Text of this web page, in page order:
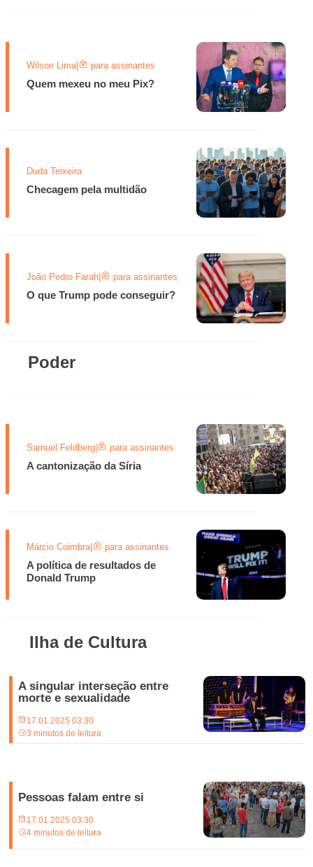
Wilson Lima| para assinantes
Quem mexeu no meu Pix?
Duda Teixeira
Checagem pela multidão
João Pedro Farah| para assinantes
O que Trump pode conseguir?
Poder
Samuel Feldberg| para assinantes
A cantonização da Síria
Márcio Coimbra| para assinantes
A política de resultados de
Donald Trump
Ilha de Cultura
A singular interseção entre
morte e sexualidade
17.01.2025 03:30
3 minutos de leitura
Pessoas falam entre si
17.01.2025 03:30
4 minutos de leitura